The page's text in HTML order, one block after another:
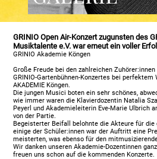
GRINIO Open Air-Konzert zugunsten des
Musiktalente e.V. war erneut ein voller
GRINIO Akademie Köngen
Große Freude bei den zahlreichen
GRINIO-Gartenbühnen-Konzertes bei perfektem
AKADEMIE Köngen.
Die jungen Musici boten ein sehr schönes,
wie immer waren die Klavierdozentin Natalia
Peyerl und Akademieleiterin Eve-Marie Ulbrich
von der Partie.
Begeisterter Beifall belohnte die Akteure für die
einige der Schüler:innen war der Auftritt eine
meisterten, was ebenso für den
Wir danken unseren Akademie-Dozentinnen
freuen uns schon auf die kommenden Konzerte.